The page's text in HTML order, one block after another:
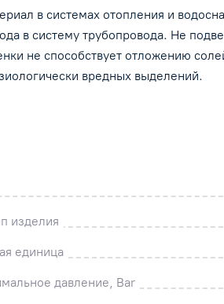
токсичных и физиологически
в системах отопления и
в систему трубопровода. Не
не способствует отложению
вредных выделений.
изделия
единица
давление, Bar